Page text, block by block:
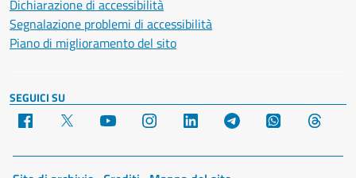
Dichiarazione di accessibilità
Segnalazione problemi di accessibilità
Piano di miglioramento del sito
SEGUICI SU
Facebook YouTube Instagram LinkedIn Telegram WhatsApp